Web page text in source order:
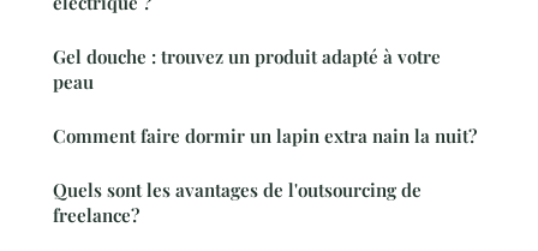
Gel douche : trouvez un produit adapté à votre
peau
Comment faire dormir un lapin extra nain la nuit?
Quels sont les avantages de l'outsourcing de
freelance?